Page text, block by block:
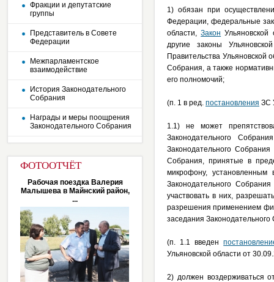
Фракции и депутатские
группы
Представитель в Совете
Федерации
Межпарламентское
взаимодействие
История Законодательного
Собрания
Награды и меры поощрения
Законодательного Собрания
ФОТООТЧЁТ
Рабочая поездка Валерия
Малышева в Майнский район,
...
1) обязан при
Федерации, федеральные
области,Закон Ульяновской
другие законы
Правительства Ульяновской
Собрания, а также
его полномочий;
(п. 1 в ред. постановления ЗС
1.1) не может
Законодательного
Законодательного
Собрания, принятые в
микрофону,
Законодательного
участвовать в них,
разрешения применением
заседания
(п. 1.1 введен
Ульяновской области от
2) должен воздерживаться